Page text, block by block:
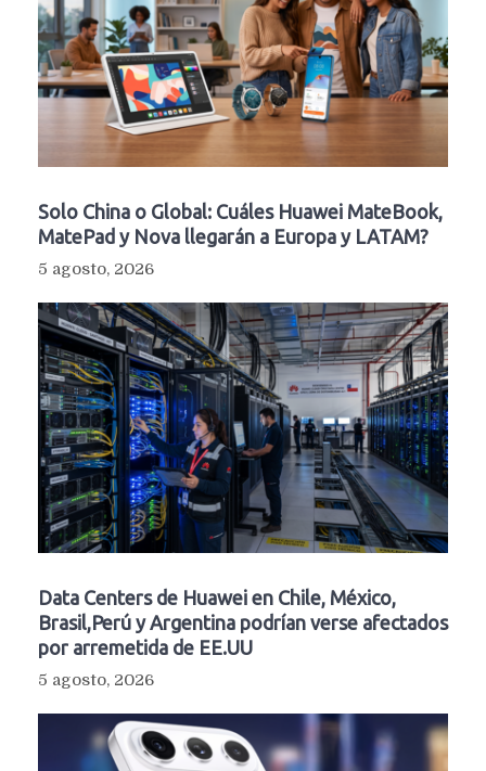
Solo China o Global: Cuáles Huawei MateBook,
MatePad y Nova llegarán a Europa y LATAM?
5 agosto, 2026
Data Centers de Huawei en Chile, México,
Brasil,Perú y Argentina podrían verse afectados
por arremetida de EE.UU
5 agosto, 2026